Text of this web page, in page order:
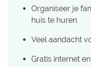
Organiseer je
huis te huren
Veel aandacht
Gratis internet